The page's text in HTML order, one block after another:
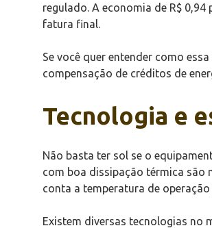
regulado. A economia de R$
fatura final.
Se você quer entender como
compensação de créditos de
Tecnologia e
Não basta ter sol se o
com boa dissipação térmica são
conta a temperatura de
Existem diversas tecnologias no